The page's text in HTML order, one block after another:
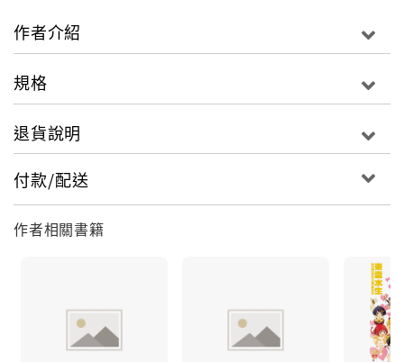
作者介紹
規格
退貨說明
付款/配送
作者相關書籍